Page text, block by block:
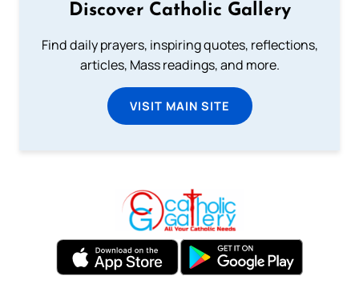
Discover Catholic Gallery
Find daily prayers, inspiring quotes, reflections,
articles, Mass readings, and more.
VISIT MAIN SITE